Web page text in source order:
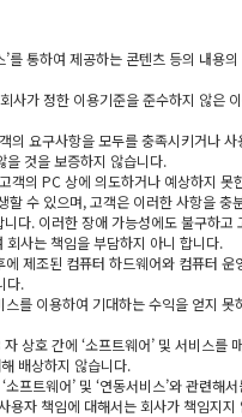
를 통하여 제공하는 콘텐츠 등의 내용
사가 정한 이용기준을 준수하지 않은
요구사항을 모두를 충족시키거나 사
을 것을 보증하지 않습니다.
의 PC 상에 의도하거나 예상하지 못
할 수 있으며, 고객은 이러한 사항을 충
다. 이러한 장애 가능성에도 불구하고
사는 책임을 부담하지 아니 합니다.
제조된 컴퓨터 하드웨어와 컴퓨터 운
다.
를 이용하여 기대하는 수익을 얻지 못
상호 간에 ‘소프트웨어’ 및 서비스를
배상하지 않습니다.
프트웨어’ 및 ‘연동서비스’와 관련해
용자 책임에 대해서는 회사가 책임지지